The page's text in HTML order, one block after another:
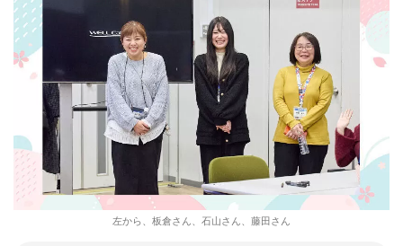
左から、板倉さん、石山さん、藤田さん